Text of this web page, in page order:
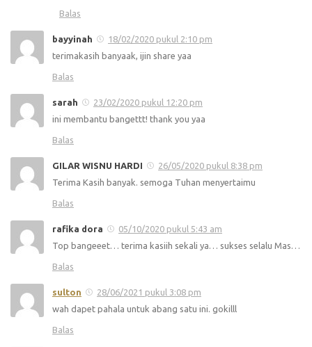
Balas
bayyinah
18/02/2020 pukul 2:10 pm
terimakasih banyaak, ijin share yaa
Balas
sarah
23/02/2020 pukul 12:20 pm
ini membantu bangettt! thank you yaa
Balas
GILAR WISNU HARDI
26/05/2020 pukul 8:38 pm
Terima Kasih banyak. semoga Tuhan menyertaimu
Balas
rafika dora
05/10/2020 pukul 5:43 am
Top bangeeet… terima kasiih sekali ya… sukses selalu Mas…
Balas
sulton
28/06/2021 pukul 3:08 pm
wah dapet pahala untuk abang satu ini. gokilll
Balas